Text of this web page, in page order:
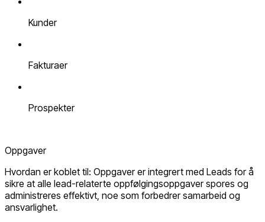
Kunder
Fakturaer
Prospekter
Oppgaver
Hvordan er koblet til: Oppgaver er integrert med Leads for å
sikre at alle lead-relaterte oppfølgingsoppgaver spores og
administreres effektivt, noe som forbedrer samarbeid og
ansvarlighet.